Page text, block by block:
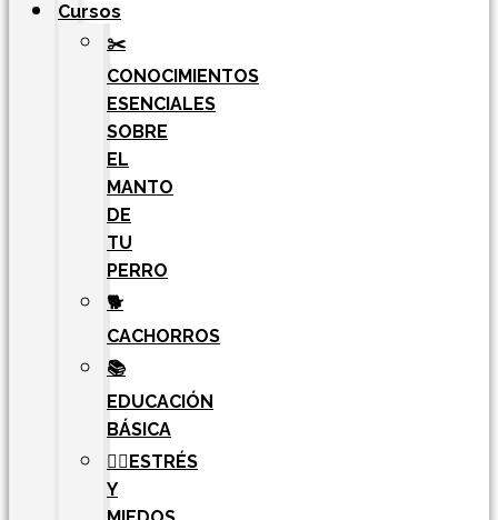
Cursos
✂️
CONOCIMIENTOS
ESENCIALES
SOBRE
EL
MANTO
DE
TU
PERRO
🐕
CACHORROS
📚
EDUCACIÓN
BÁSICA
🧘‍♀️ESTRÉS
Y